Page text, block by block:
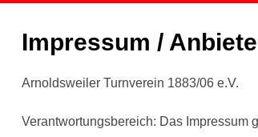
Impressum /
Arnoldsweiler Turnverein 1883/06 e.V.
Verantwortungsbereich: Das Impressum